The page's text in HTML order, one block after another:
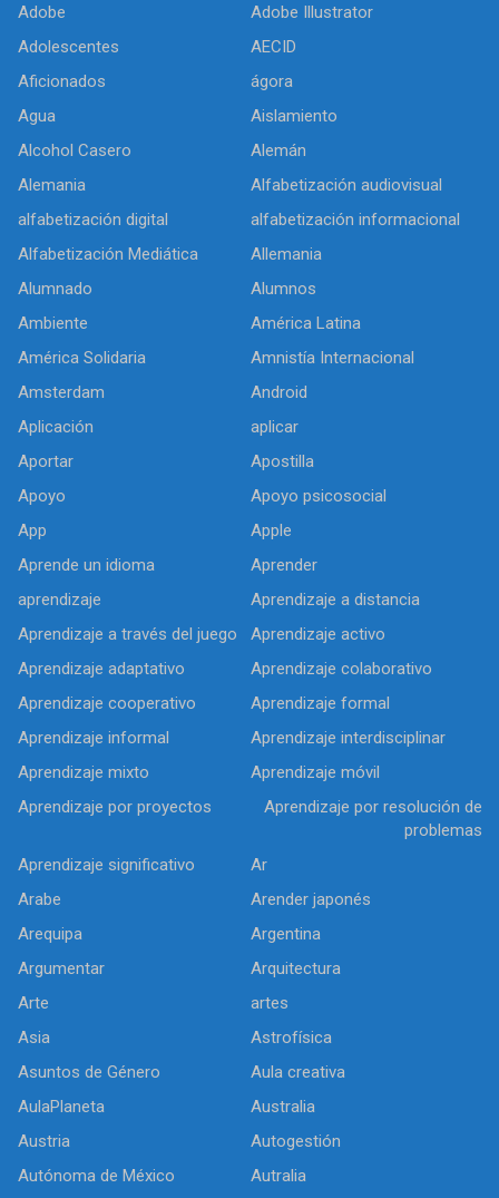
Adobe
Adobe Illustrator
Adolescentes
AECID
Aficionados
ágora
Agua
Aislamiento
Alcohol Casero
Alemán
Alemania
Alfabetización audiovisual
alfabetización digital
alfabetización informacional
Alfabetización Mediática
Allemania
Alumnado
Alumnos
Ambiente
América Latina
América Solidaria
Amnistía Internacional
Amsterdam
Android
Aplicación
aplicar
Aportar
Apostilla
Apoyo
Apoyo psicosocial
App
Apple
Aprende un idioma
Aprender
aprendizaje
Aprendizaje a distancia
Aprendizaje a través del juego
Aprendizaje activo
Aprendizaje adaptativo
Aprendizaje colaborativo
Aprendizaje cooperativo
Aprendizaje formal
Aprendizaje informal
Aprendizaje interdisciplinar
Aprendizaje mixto
Aprendizaje móvil
Aprendizaje por proyectos
Aprendizaje por resolución de
problemas
Aprendizaje significativo
Ar
Arabe
Arender japonés
Arequipa
Argentina
Argumentar
Arquitectura
Arte
artes
Asia
Astrofísica
Asuntos de Género
Aula creativa
AulaPlaneta
Australia
Austria
Autogestión
Autónoma de México
Autralia